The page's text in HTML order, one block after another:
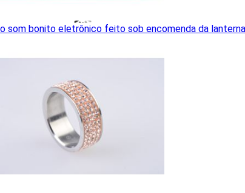
o som bonito eletrônico feito sob encomenda da